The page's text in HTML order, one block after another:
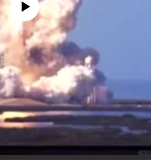
currently available